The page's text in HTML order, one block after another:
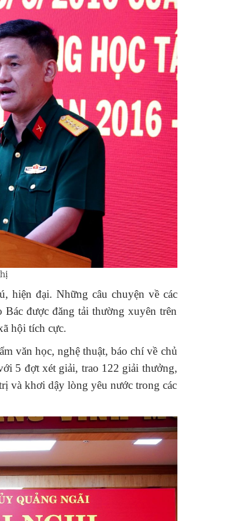
hiện đại. Những câu chuyện về các
được đăng tải thường xuyên trên
hội tích cực.
văn học, nghệ thuật, báo chí về chủ
5 đợt xét giải, trao 122 giải thưởng,
và khơi dậy lòng yêu nước trong các